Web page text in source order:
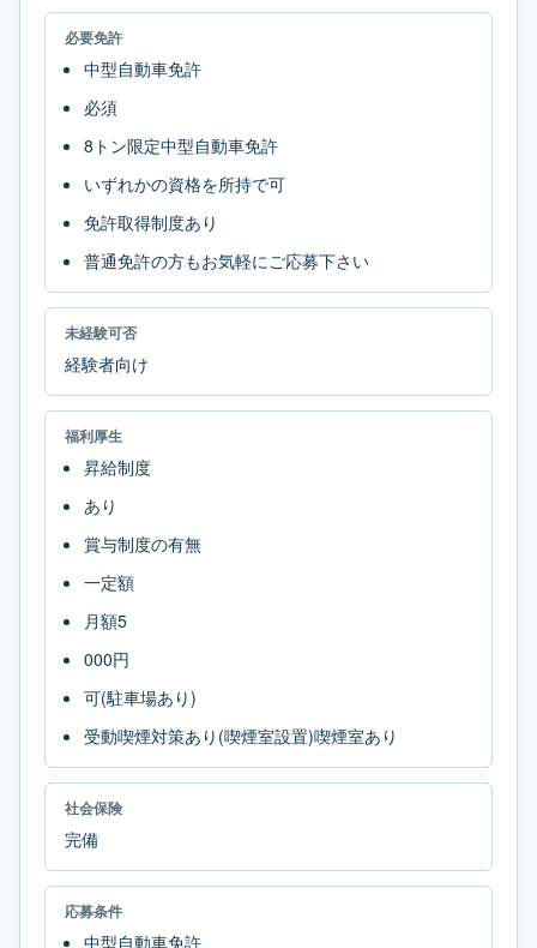
必要免許
中型自動車免許
必須
8トン限定中型自動車免許
いずれかの資格を所持で可
免許取得制度あり
普通免許の方もお気軽にご応募下さい
未経験可否
経験者向け
福利厚生
昇給制度
あり
賞与制度の有無
一定額
月額5
000円
可(駐車場あり)
受動喫煙対策あり(喫煙室設置)喫煙室あり
社会保険
完備
応募条件
中型自動車免許